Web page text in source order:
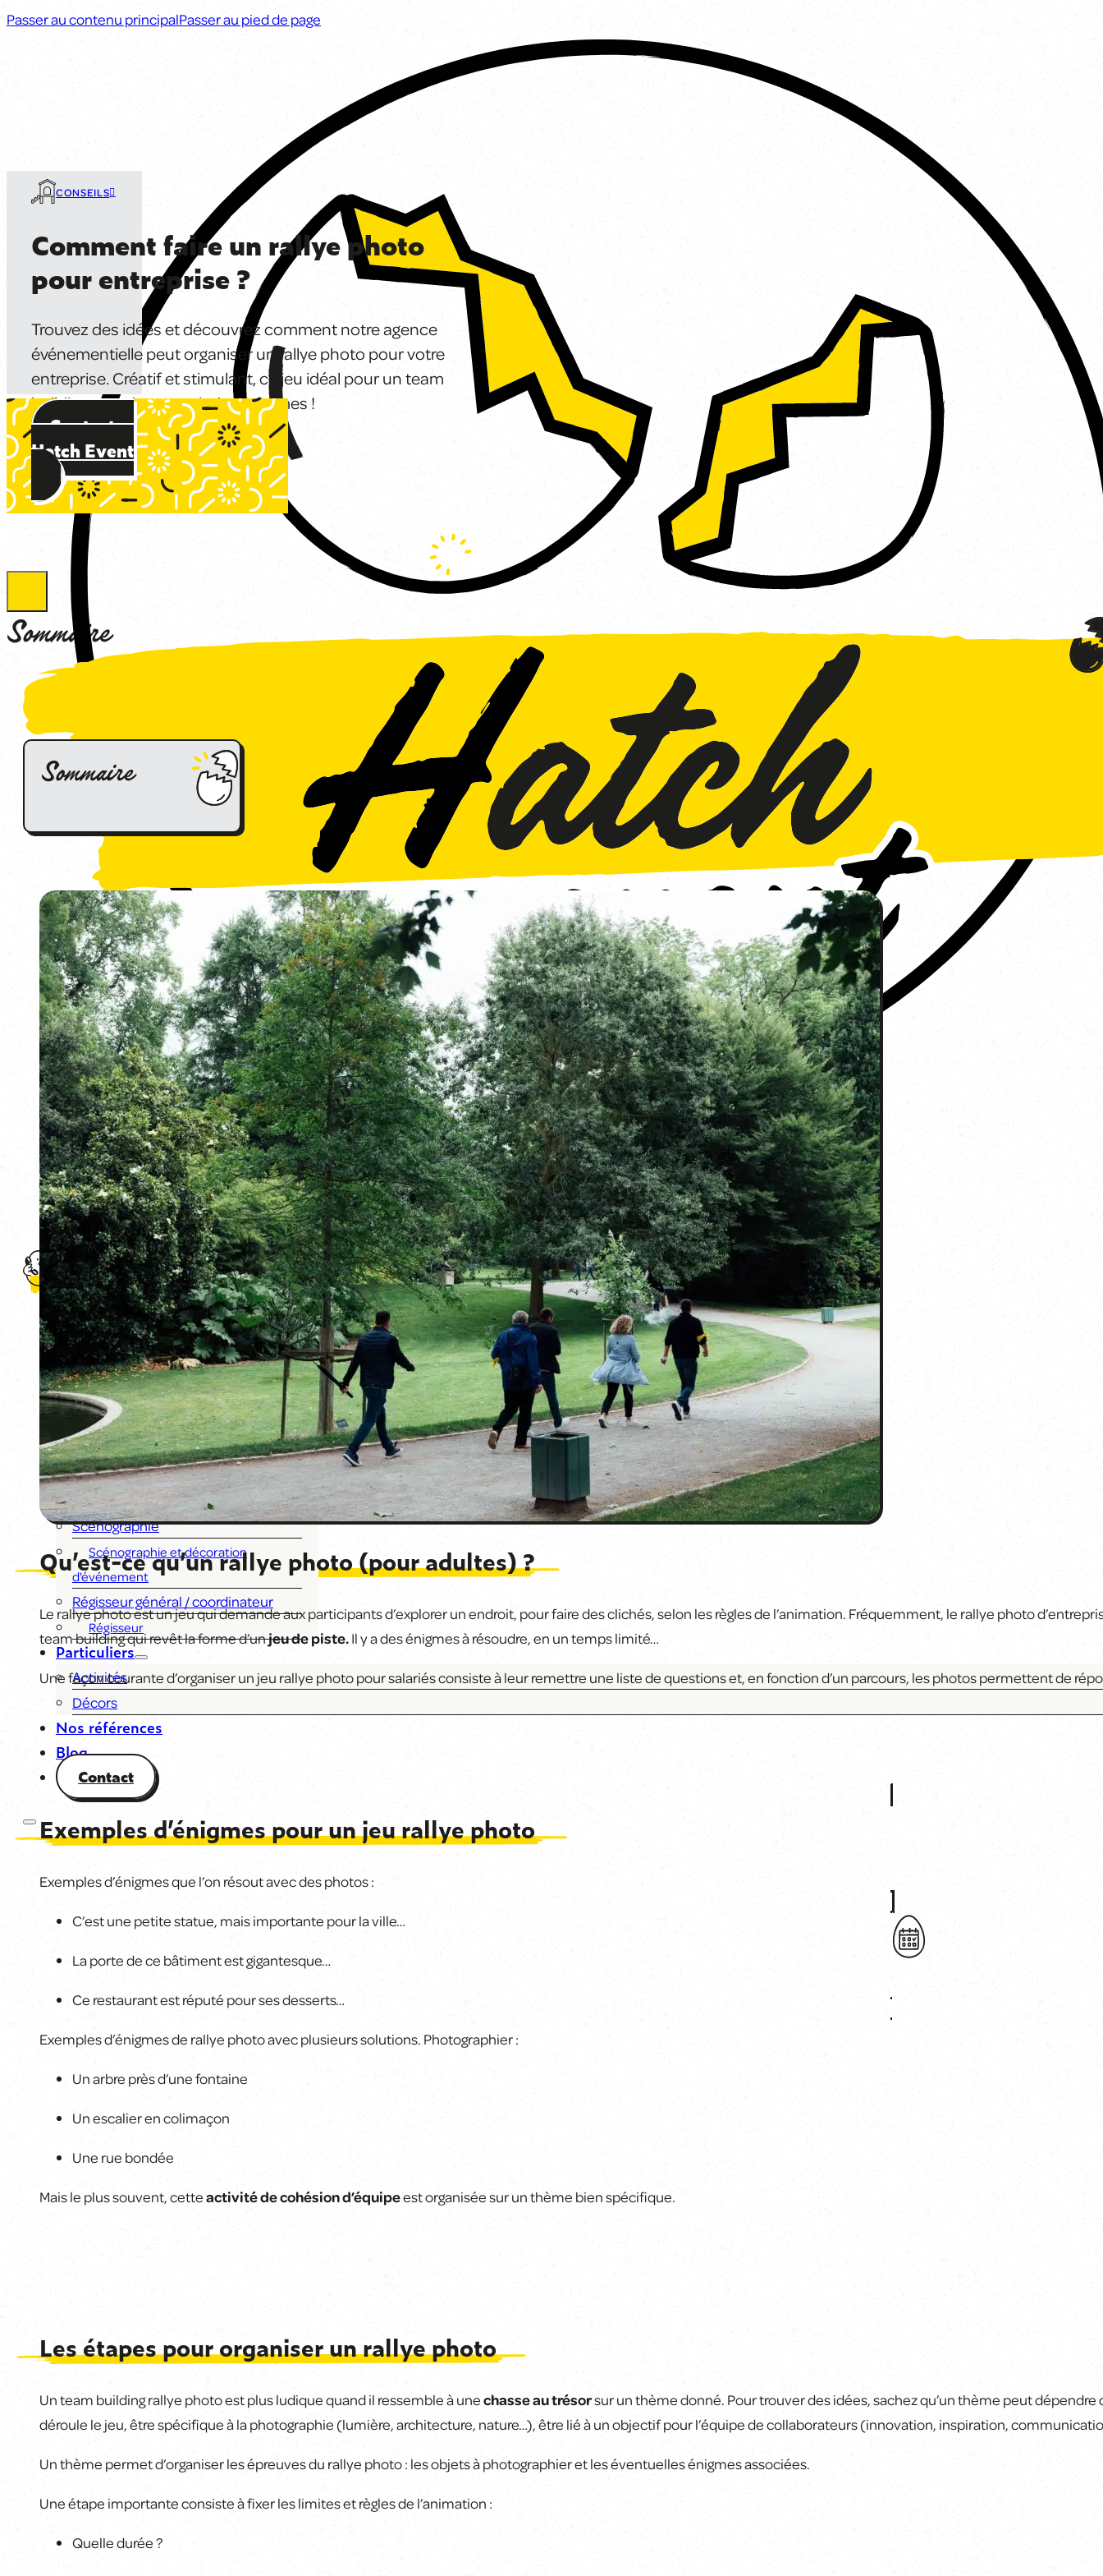
Passer au contenu principalPasser au pied de page
Accueil
L'agence
Professionnels
Team building
Séminaire d'entreprise
Événementiel
Anniversaire d’entreprise
Inauguration et lancement de produit
Scénographie
Scénographie et décoration
d'événement
Régisseur général / coordinateur
Régisseur
Particuliers
Activités
Décors
Nos références
Blog
Contact
CONSEILS
Comment faire un rallye photo
pour entreprise ?
Trouvez des idées et découvrez comment notre agence
événementielle peut organiser un rallye photo pour votre
entreprise. Créatif et stimulant, ce jeu idéal pour un team
building prend une myriade de formes !
Contactez
Hatch Event
Sommaire
Sommaire
Qu’est-ce qu’un rallye photo (pour adultes) ?
Le rallye photo est un jeu qui demande aux participants d’explorer un endroit, pour faire des clichés, selon les règles de l’animation. Fréquemment, le rallye photo
team building qui revêt la forme d’unjeu de piste.Il y a des énigmes à résoudre, en un temps limité…
Une façon courante d’organiser un jeu rallye photo pour salariés consiste à leur remettre une liste de questions et, en fonction d’un parcours, les photos permettent de
Exemples d’énigmes pour un jeu rallye photo
Exemples d’énigmes que l’on résout avec des photos :
C’est une petite statue, mais importante pour la ville…
La porte de ce bâtiment est gigantesque…
Ce restaurant est réputé pour ses desserts…
Exemples d’énigmes de rallye photo avec plusieurs solutions. Photographier :
Un arbre près d’une fontaine
Un escalier en colimaçon
Une rue bondée
Mais le plus souvent, cetteactivité de cohésion d’équipeest organisée sur un thème bien spécifique.
Les étapes pour organiser un rallye photo
Un team building rallye photo est plus ludique quand il ressemble à unechasse au trésorsur un thème donné. Pour trouver des idées, sachez qu’un thème peut dépendre
déroule le jeu, être spécifique à la photographie (lumière, architecture, nature…), être lié à un objectif pour l’équipe de collaborateurs (innovation, inspiration,
Un thème permet d’organiser les épreuves du rallye photo : les objets à photographier et les éventuelles énigmes associées.
Une étape importante consiste à fixer les limites et règles de l’animation :
Quelle durée ?